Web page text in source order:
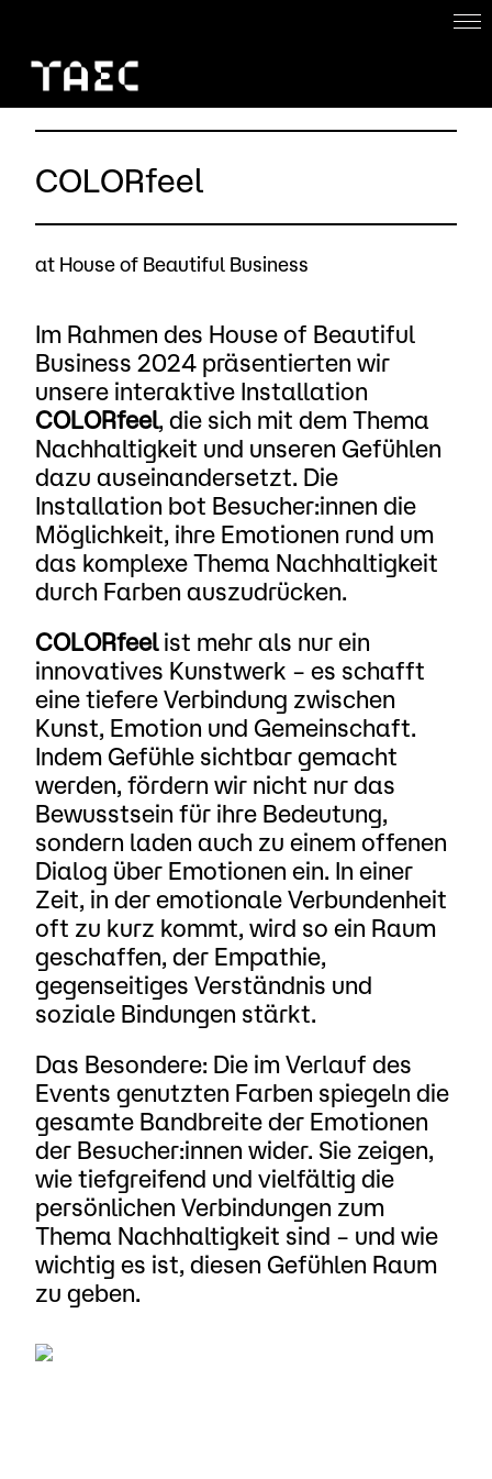
COLORfeel
at House of Beautiful Business
Im Rahmen des House of Beautiful
Business 2024 präsentierten wir
unsere interaktive Installation
COLORfeel, die sich mit dem Thema
Nachhaltigkeit und unseren Gefühlen
dazu auseinandersetzt. Die
Installation bot Besucher:innen die
Möglichkeit, ihre Emotionen rund um
das komplexe Thema Nachhaltigkeit
durch Farben auszudrücken.
COLORfeelist mehr als nur ein
innovatives Kunstwerk – es schafft
eine tiefere Verbindung zwischen
Kunst, Emotion und Gemeinschaft.
Indem Gefühle sichtbar gemacht
werden, fördern wir nicht nur das
Bewusstsein für ihre Bedeutung,
sondern laden auch zu einem offenen
Dialog über Emotionen ein. In einer
Zeit, in der emotionale Verbundenheit
oft zu kurz kommt, wird so ein Raum
geschaffen, der Empathie,
gegenseitiges Verständnis und
soziale Bindungen stärkt.
Das Besondere: Die im Verlauf des
Events genutzten Farben spiegeln die
gesamte Bandbreite der Emotionen
der Besucher:innen wider. Sie zeigen,
wie tiefgreifend und vielfältig die
persönlichen Verbindungen zum
Thema Nachhaltigkeit sind – und wie
wichtig es ist, diesen Gefühlen Raum
zu geben.